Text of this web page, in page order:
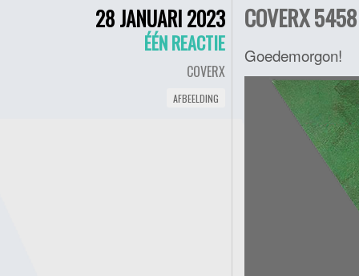
28 JANUARI 2023
ÉÉN REACTIE
COVERX
AFBEELDING
COVERX
Goedemorgon!